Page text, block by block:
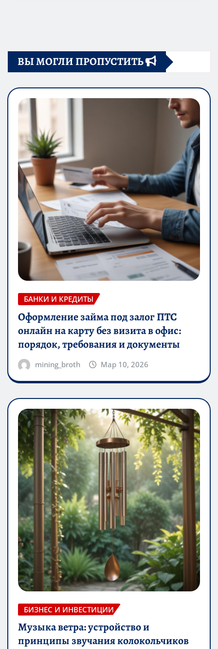
ВЫ МОГЛИ ПРОПУСТИТЬ
БАНКИ И КРЕДИТЫ
Оформление займа под залог ПТС
онлайн на карту без визита в офис:
порядок, требования и документы
mining_broth Мар 10, 2026
БИЗНЕС И ИНВЕСТИЦИИ
Музыка ветра: устройство и
принципы звучания колокольчиков